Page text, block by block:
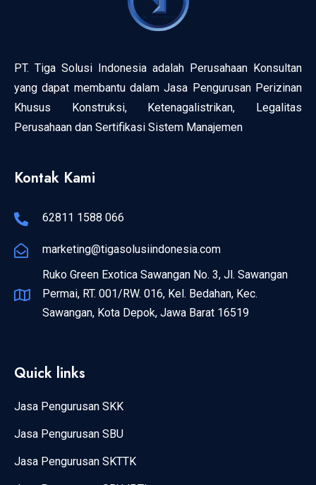
PT. Tiga Solusi Indonesia adalah Perusahaan Konsultan
yang dapat membantu dalam Jasa Pengurusan Perizinan
Khusus Konstruksi, Ketenagalistrikan, Legalitas
Perusahaan dan Sertifikasi Sistem Manajemen
Kontak Kami
62811 1588 066
marketing@tigasolusiindonesia.com
Ruko Green Exotica Sawangan No. 3, Jl. Sawangan
Permai, RT. 001/RW. 016, Kel. Bedahan, Kec.
Sawangan, Kota Depok, Jawa Barat 16519
Quick links
Jasa Pengurusan SKK
Jasa Pengurusan SBU
Jasa Pengurusan SKTTK